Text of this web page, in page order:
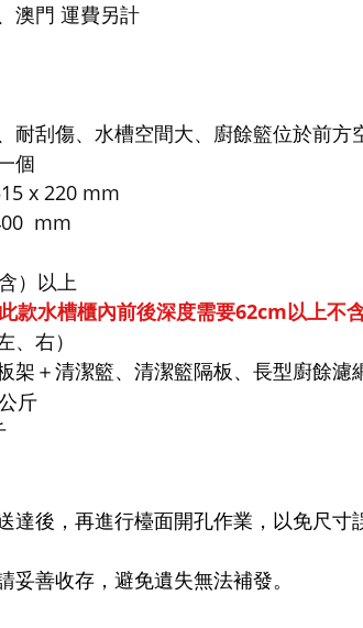
澳門 運費另計
耐刮傷、水槽空間大、廚餘籃位於前方
個
x 220 mm
mm
）以上
款水槽櫃內前後深度需要62cm以上不
、右）
架＋清潔籃、 清潔籃隔板、 長型廚餘濾
斤
達後，再進行檯面開孔作業，以免尺寸
妥善收存，避免遺失無法補發。